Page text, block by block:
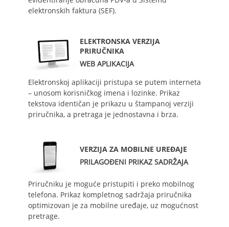
elektronskih faktura (SEF).
ELEKTRONSKA VERZIJA
PRIRUČNIKA
WEB APLIKACIJA
Elektronskoj aplikaciji pristupa se putem interneta
– unosom korisničkog imena i lozinke. Prikaz
tekstova identičan je prikazu u štampanoj verziji
priručnika, a pretraga je jednostavna i brza.
VERZIJA ZA MOBILNE UREĐAJE
PRILAGOĐENI PRIKAZ SADRŽAJA
Priručniku je moguće pristupiti i preko mobilnog
telefona. Prikaz kompletnog sadržaja priručnika
optimizovan je za mobilne uređaje, uz mogućnost
pretrage.